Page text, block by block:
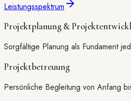
Leistungsspektrum
Projektplanung &
Sorgfältige Planung als Fundament
Projektbetreuung
Persönliche Begleitung von Anfang